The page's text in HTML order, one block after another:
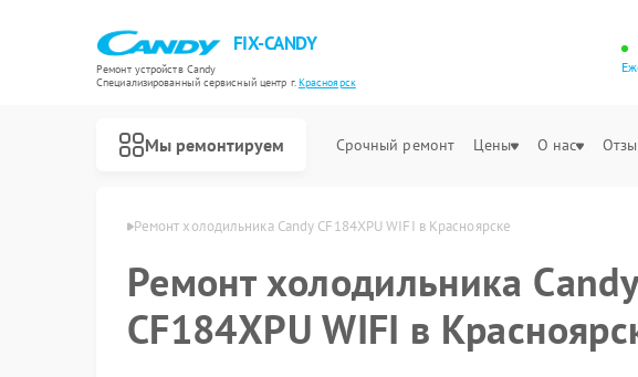
FIX-CANDY
Ремонт устройств Candy
Специализированный cервисный центр г.Красноярск
Мы ремонтируем Срочный ремонт Цены О нас
Ремонт холодильника Candy CF184XPU WIFI в Красноярске
Ремонт холодильника Candy
CF184XPU WIFI в